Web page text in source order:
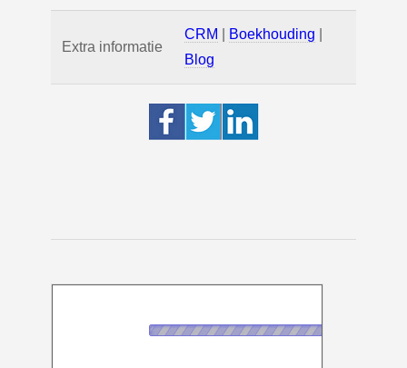
Extra informatie
CRM Boekhouding
Blog